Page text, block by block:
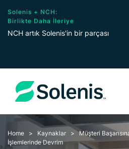
Solenis + NCH:
Birlikte Daha İleriye
NCH artık Solenis'in bir parçası
Home Kaynaklar Müşteri
İşlemlerinde Devrim